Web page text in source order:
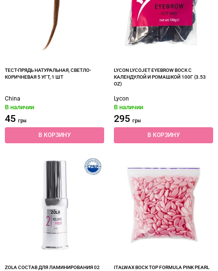
ТЕСТ-ПРЯДЬ НАТУРАЛЬНАЯ, СВЕТЛО-
КОРИЧНЕВАЯ 5 УГТ, 1 ШТ
China
В наличии
45 грн
В КОРЗИНУ
LYCON LYCOJET EYEBROW ВОСК С
КАЛЕНДУЛОЙ И РОМАШКОЙ 100Г (3.53
OZ)
Lycon
В наличии
295 грн
В КОРЗИНУ
ZOLA СОСТАВ ДЛЯ ЛАМИНИРОВАНИЯ 02
ITALWAX ВОСК TOP FORMULA PINK PEARL